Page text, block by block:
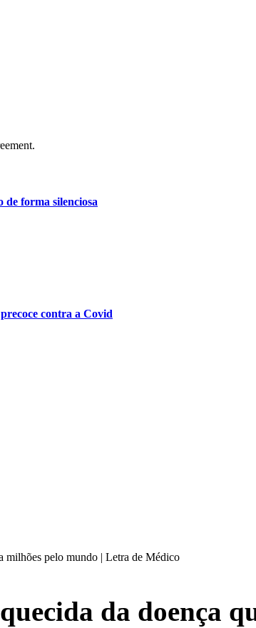
de forma silenciosa
contra a Covid
milhões pelo mundo | Letra de Médico
da doença